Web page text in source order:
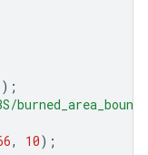
);
, 10);